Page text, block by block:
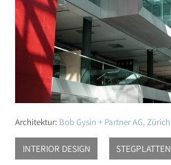
Architektur: Bob Gysin + Partner AG, Zürich
INTERIOR DESIGN STEGPLATTEN